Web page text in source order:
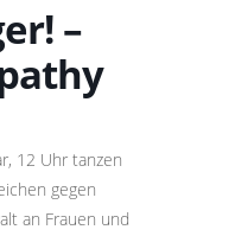
–
12 Uhr tanzen
gegen
an Frauen und